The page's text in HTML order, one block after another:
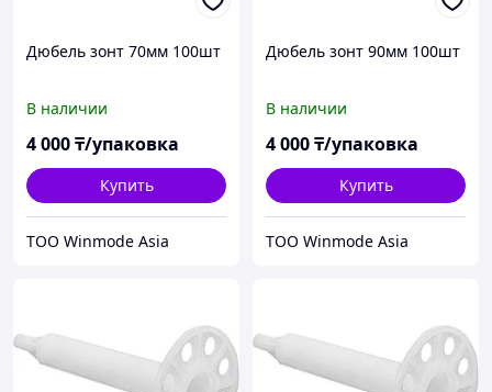
Дюбель зонт 70мм 100шт
В наличии
4 000₸/упаковка
Купить
ТОО Winmode Asia
Дюбель зонт 90мм 100шт
В наличии
4 000₸/упаковка
Купить
ТОО Winmode Asia